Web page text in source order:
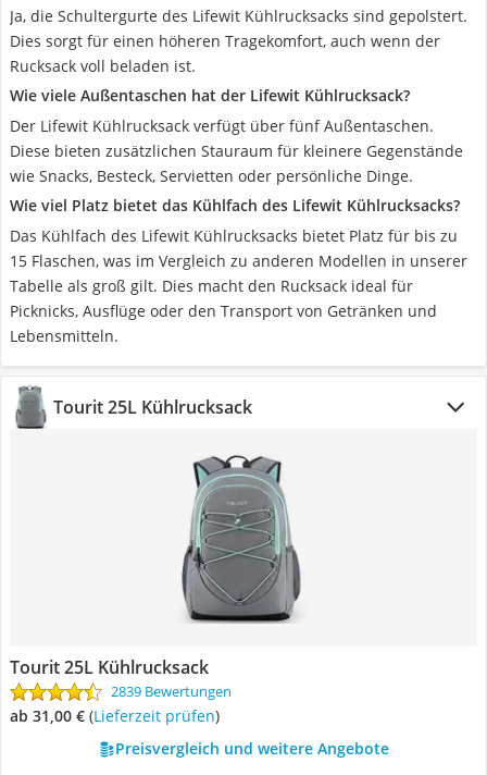
Ja, die Schultergurte des Lifewit Kühlrucksacks sind gepolstert.
Dies sorgt für einen höheren Tragekomfort, auch wenn der
Rucksack voll beladen ist.
Wie viele Außentaschen hat der Lifewit Kühlrucksack?
Der Lifewit Kühlrucksack verfügt über fünf Außentaschen.
Diese bieten zusätzlichen Stauraum für kleinere Gegenstände
wie Snacks, Besteck, Servietten oder persönliche Dinge.
Wie viel Platz bietet das Kühlfach des Lifewit Kühlrucksacks?
Das Kühlfach des Lifewit Kühlrucksacks bietet Platz für bis zu
15 Flaschen, was im Vergleich zu anderen Modellen in unserer
Tabelle als groß gilt. Dies macht den Rucksack ideal für
Picknicks, Ausflüge oder den Transport von Getränken und
Lebensmitteln.
Tourit 25L Kühlrucksack
Tourit 25L Kühlrucksack
2839 Bewertungen
ab 31,00 € (Lieferzeit prüfen)
Preisvergleich und weitere Angebote